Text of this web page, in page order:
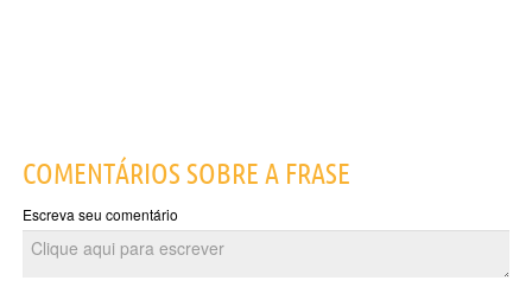
COMENTÁRIOS SOBRE A FRASE
Escreva seu comentário